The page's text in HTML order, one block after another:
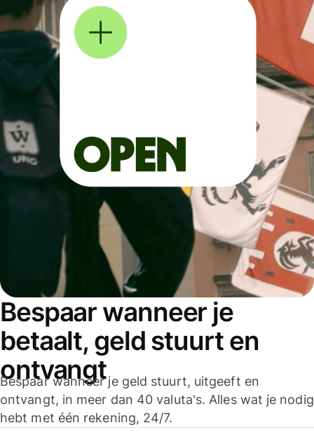
Bespaar wanneer je
betaalt, geld stuurt en
ontvangt
Bespaar wanneer je geld stuurt, uitgeeft en
ontvangt, in meer dan 40 valuta's. Alles wat je nodig
hebt met één rekening, 24/7.